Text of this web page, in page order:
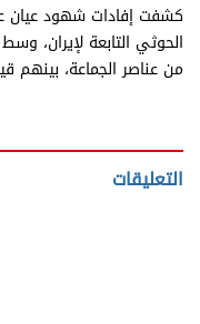
كشفت إفادات شهود عيان
الحوثي التابعة لإيران،
من عناصر الجماعة، بينهم
التعليقات